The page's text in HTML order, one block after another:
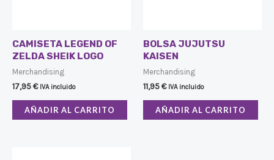
CAMISETA LEGEND OF
ZELDA SHEIK LOGO
Merchandising
17,95€ IVA incluido
AÑADIR AL CARRITO
BOLSA JUJUTSU
KAISEN
Merchandising
11,95€ IVA incluido
AÑADIR AL CARRITO